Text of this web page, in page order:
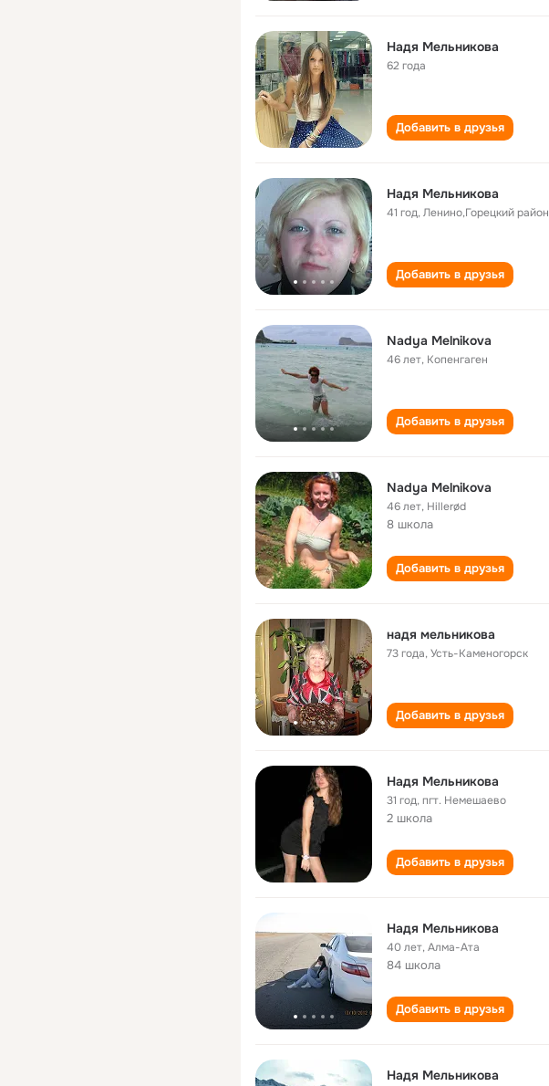
Надя Мельникова
62 года
Добавить в друзья
Надя Мельникова
41 год,Ленино,Горецкий район
Добавить в друзья
Nadya Melnikova
46 лет, Копенгаген
Добавить в друзья
Nadya Melnikova
46 лет, Hillerød
8 школа
Добавить в друзья
надя мельникова
73 года,Усть-Каменогорск
Добавить в друзья
Надя Мельникова
31 год,пгт. Немешаево
2 школа
Добавить в друзья
Надя Мельникова
40 лет,Алма-Ата
84 школа
Добавить в друзья
Надя Мельникова